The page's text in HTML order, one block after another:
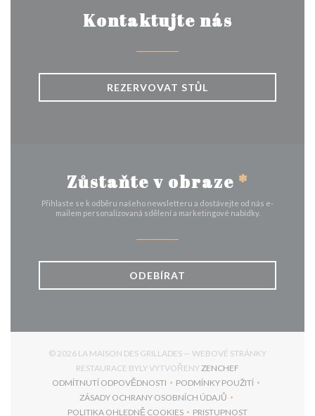
Kontaktujte nás
REZERVOVAT STŮL
Zůstaňte v obraze *
Přihlaste se k odběru našeho newsletteru a dostávejte od nás e-
mailem personalizovaná sdělení a marketingové nabídky.
ODEBÍRAT
© 2026 LA MAISON DES GRILLADES — WEBOVÉ STRÁNKY
RESTAURACE BYLY VYTVOŘENYZENCHEF
ODMÍTNUTÍ ODPOVĚDNOSTI
((OTEVŘE SE V NOVÉM OKNĚ))
PODMÍNKY POUŽITÍ
((OTEVŘE SE V NOVÉM
ZÁSADY OCHRANY OSOBNÍCH ÚDAJŮ
((OTEVŘE SE V NOVÉM OKNĚ))
POLITIKA OHLEDNĚ COOKIES
PRISTUPNOST